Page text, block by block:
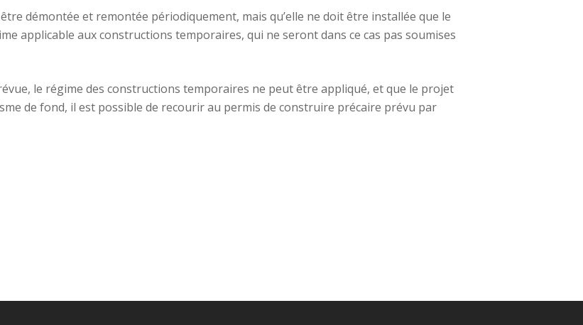
démontée et remontée périodiquement, mais qu’elle ne doit être installée que le
applicable aux constructions temporaires, qui ne seront dans ce cas pas soumises
le régime des constructions temporaires ne peut être appliqué, et que le projet
de fond, il est possible de recourir au permis de construire précaire prévu par